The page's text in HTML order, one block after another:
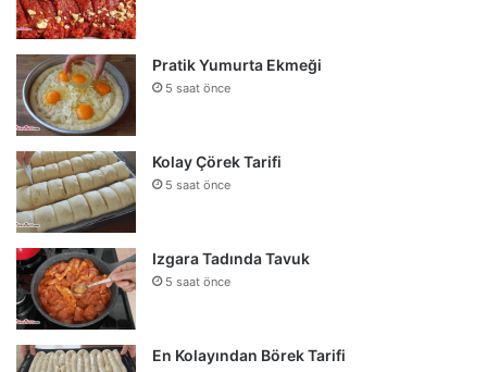
Pratik Yumurta Ekmeği
5 saat önce
Kolay Çörek Tarifi
5 saat önce
Izgara Tadında Tavuk
5 saat önce
En Kolayından Börek Tarifi